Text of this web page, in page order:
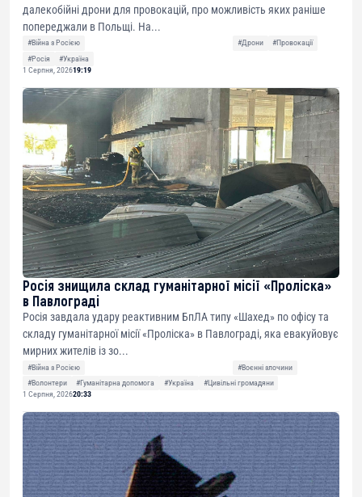
далекобійні дрони для провокацій, про можливість яких раніше
попереджали в Польщі. На...
#Війна з Росією #Дрони
#Провокації
#Росія
#Україна
1 Серпня, 202619:19
Росія знищила склад гуманітарної місії «Проліска»
в Павлограді
Росія завдала удару реактивним БпЛА типу «Шахед» по офісу та
складу гуманітарної місії «Проліска» в Павлограді, яка евакуйовує
мирних жителів із зо...
#Війна з Росією
#Воєнні злочини
#Волонтери
#Гуманітарна допомога #Україна
#Цивільні громадяни
1 Серпня, 202620:33